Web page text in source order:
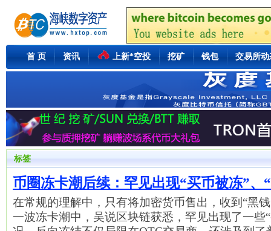
首 页 资讯 上新*空投 挖矿 钱包 交易所动
标签
币圈冻卡潮后续：罕见出现“买币被冻”、
在常规的理解中，只有将加密货币售出，收到“黑
一波冻卡潮中，吴说区块链获悉，罕见出现了一些